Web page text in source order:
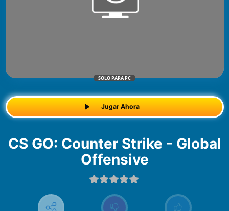
SOLO PARA PC
Jugar Ahora
CS GO: Counter Strike - Global
Offensive